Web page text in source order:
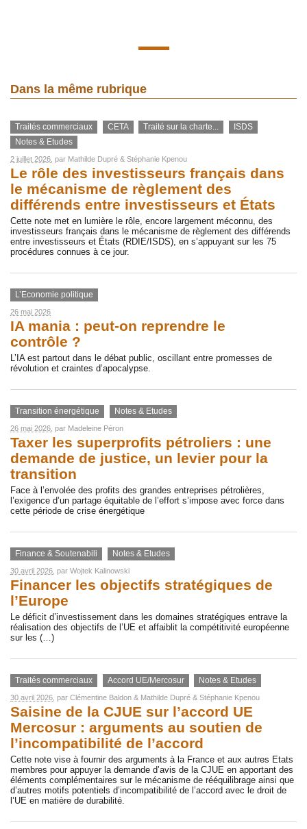
Dans la même rubrique
Traités commerciaux CETA Traité sur la charte...
ISDS
Notes & Etudes
2 juillet 2026 , par Mathilde Dupré & Stéphanie Kpenou
Le rôle des investisseurs français dans
le mécanisme de règlement des
différends entre investisseurs et États
Cette note met en lumière le rôle, encore largement méconnu, des
investisseurs français dans le mécanisme de règlement des différends
entre investisseurs et États (RDIE/ISDS), en s’appuyant sur les 75
procédures connues à ce jour.
L’Economie politique
26 mai 2026
IA mania : peut-on reprendre le
contrôle ?
L’IA est partout dans le débat public, oscillant entre promesses de
révolution et craintes d’apocalypse.
Transition énergétique Notes & Etudes
26 mai 2026 , par Madeleine Péron
Taxer les superprofits pétroliers : une
demande de justice, un levier pour la
transition
Face à l’envolée des profits des grandes entreprises pétrolières,
l’exigence d’un partage équitable de l’effort s’impose avec force dans
cette période de crise énergétique
Finance & Soutenabili Notes & Etudes
30 avril 2026 , par Wojtek Kalinowski
Financer les objectifs stratégiques de
l’Europe
Le déficit d’investissement dans les domaines stratégiques entrave la
réalisation des objectifs de l’UE et affaiblit la compétitivité européenne
sur les (…)
Traités commerciaux Accord UE/Mercosur Notes & Etudes
30 avril 2026 , par Clémentine Baldon & Mathilde Dupré & Stéphanie Kpenou
Saisine de la CJUE sur l’accord UE
Mercosur : arguments au soutien de
l’incompatibilité de l’accord
Cette note vise à fournir des arguments à la France et aux autres Etats
membres pour appuyer la demande d’avis de la CJUE en apportant des
éléments complémentaires sur le mécanisme de rééquilibrage ainsi que
d’autres motifs potentiels d’incompatibilité de l’accord avec le droit de
l’UE en matière de durabilité.